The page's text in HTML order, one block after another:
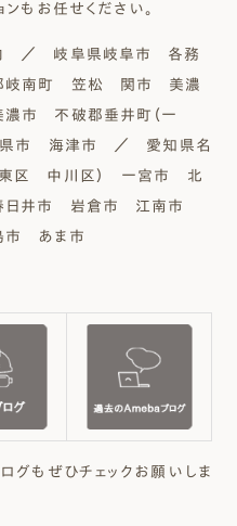
ンもお任せください。
／ 岐阜県岐阜市 各務
岐南町 笠松 関市 美濃
市 不破郡垂井町（一
県市 海津市 ／ 愛知県名
区 中川区） 一宮市 北
日井市 岩倉市 江南市
あま市
グもぜひチェックお願いしま